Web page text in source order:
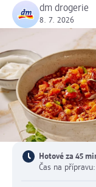
dm drogerie
8. 7. 2026
Hotové za 45
Čas na